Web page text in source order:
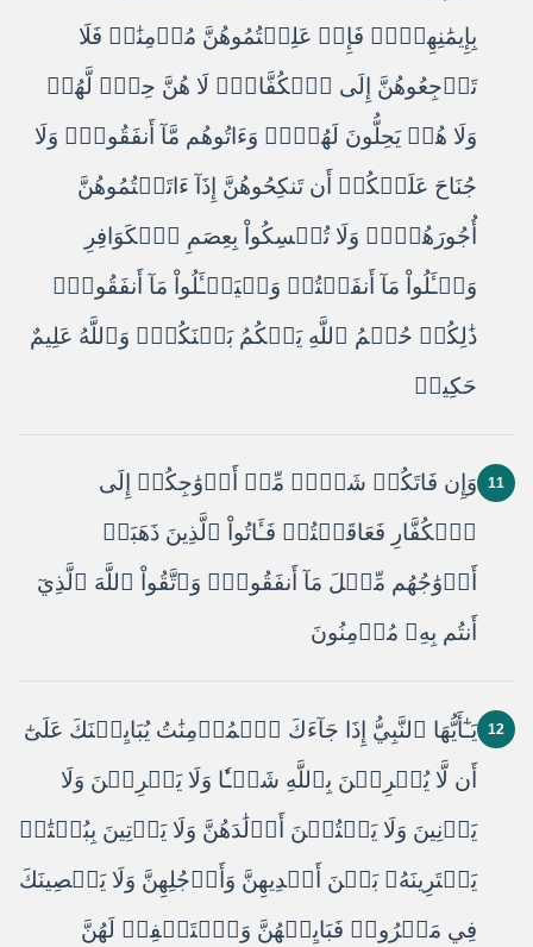
بِإِيمَٰنِهِنَّۖ فَإِنۡ عَلِمۡتُمُوهُنَّ مُؤۡمِنَٰتٖ فَلَا
تَرۡجِعُوهُنَّ إِلَى ٱلۡكُفَّارِۖ لَا هُنَّ حِلّٞ لَّهُمۡ
وَلَا هُمۡ يَحِلُّونَ لَهُنَّۖ وَءَاتُوهُم مَّآ أَنفَقُواْۚ وَلَا
جُنَاحَ عَلَيۡكُمۡ أَن تَنكِحُوهُنَّ إِذَآ ءَاتَيۡتُمُوهُنَّ
أُجُورَهُنَّۚ وَلَا تُمۡسِكُواْ بِعِصَمِ ٱلۡكَوَافِرِ
وَسۡـَٔلُواْ مَآ أَنفَقۡتُمۡ وَلۡيَسۡـَٔلُواْ مَآ أَنفَقُواْۚ
ذَٰلِكُمۡ حُكۡمُ ٱللَّهِ يَحۡكُمُ بَيۡنَكُمۡۖ وَٱللَّهُ عَلِيمٌ
حَكِيمٞ
11
وَإِن فَاتَكُمۡ شَيۡءٞ مِّنۡ أَزۡوَٰجِكُمۡ إِلَى
ٱلۡكُفَّارِ فَعَاقَبۡتُمۡ فَـَٔاتُواْ ٱلَّذِينَ ذَهَبَتۡ
أَزۡوَٰجُهُم مِّثۡلَ مَآ أَنفَقُواْۚ وَٱتَّقُواْ ٱللَّهَ ٱلَّذِيٓ
أَنتُم بِهِۦ مُؤۡمِنُونَ
12
يَـٰٓأَيُّهَا ٱلنَّبِيُّ إِذَا جَآءَكَ ٱلۡمُؤۡمِنَٰتُ يُبَايِعۡنَكَ عَلَىٰٓ
أَن لَّا يُشۡرِكۡنَ بِٱللَّهِ شَيۡـٔٗا وَلَا يَسۡرِقۡنَ وَلَا
يَزۡنِينَ وَلَا يَقۡتُلۡنَ أَوۡلَٰدَهُنَّ وَلَا يَأۡتِينَ بِبُهۡتَٰنٖ
يَفۡتَرِينَهُۥ بَيۡنَ أَيۡدِيهِنَّ وَأَرۡجُلِهِنَّ وَلَا يَعۡصِينَكَ
فِي مَعۡرُوفٖ فَبَايِعۡهُنَّ وَٱسۡتَغۡفِرۡ لَهُنَّ